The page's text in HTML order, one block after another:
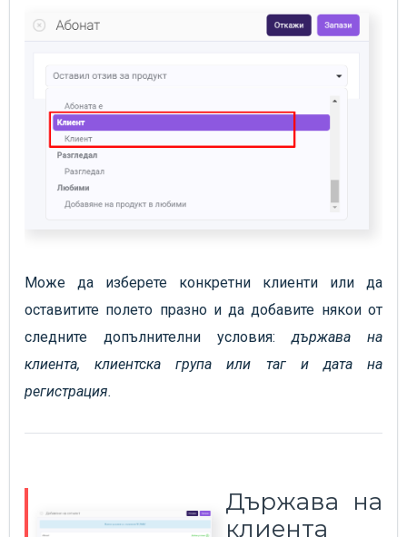
Може да изберете конкретни клиенти или да
оставитите полето празно и да добавите някои от
следните допълнителни условия: държава на
клиента, клиентска група или таг и дата на
регистрация.
Държава на
клиента